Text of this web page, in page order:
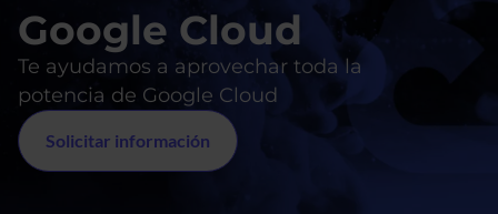
Google Cloud
Te ayudamos a aprovechar toda la
potencia de Google Cloud
Solicitar información